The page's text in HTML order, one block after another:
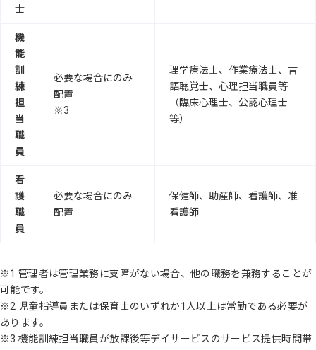
士
機
能
訓
練
担
当
職
員
必要な場合にのみ
配置
※3
理学療法士、作業療法士、言
語聴覚士、心理担当職員等
（臨床心理士、公認心理士
等）
看
護
職
員
必要な場合にのみ
配置
保健師、助産師、看護師、准
看護師
※1 管理者は管理業務に支障がない場合、他の職務を兼務することが
可能です。
※2 児童指導員または保育士のいずれか1人以上は常勤である必要が
あります。
※3 機能訓練担当職員が放課後等デイサービスのサービス提供時間帯